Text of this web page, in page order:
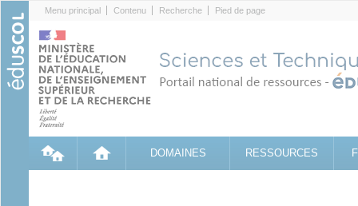
Menu principal Contenu Recherche Pied de page
DOMAINES RESSOURCES